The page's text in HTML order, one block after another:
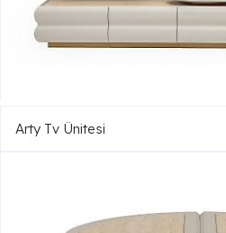
Arty Tv Ünitesi